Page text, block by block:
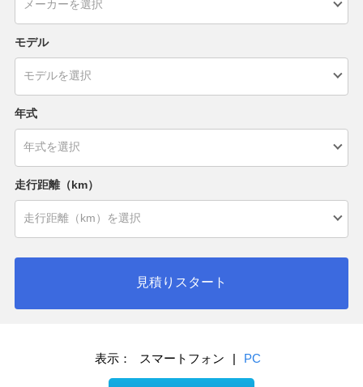
モデル
年式
走行距離（km）
見積りスタート
表示： スマートフォン | PC